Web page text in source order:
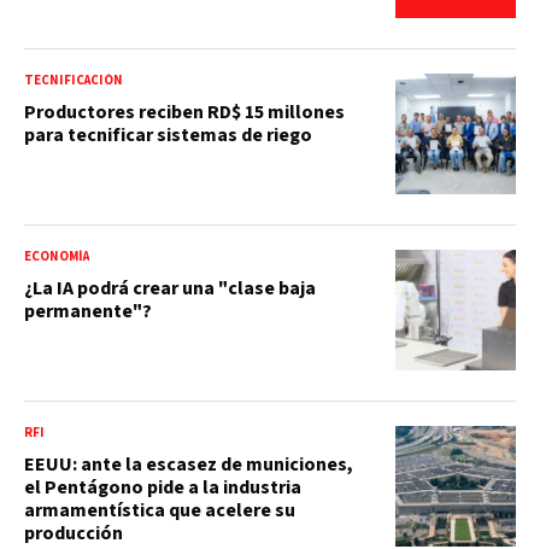
TECNIFICACIÓN
Productores reciben RD$ 15 millones
para tecnificar sistemas de riego
ECONOMÍA
¿La IA podrá crear una "clase baja
permanente"?
RFI
EEUU: ante la escasez de municiones,
el Pentágono pide a la industria
armamentística que acelere su
producción